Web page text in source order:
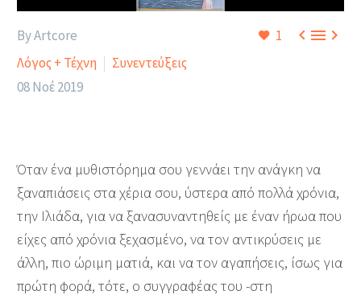
1 
By Artcore
Λόγος + Τέχνη
Συνεντεύξεις
08 Νοέ 2019
Όταν ένα μυθιστόρημα σου γεννάει την ανάγκη να
ξαναπιάσεις στα χέρια σου, ύστερα από πολλά χρόνια,
την Ιλιάδα, για να ξανασυναντηθείς με έναν ήρωα που
είχες από χρόνια ξεχασμένο, να τον αντικρύσεις με
άλλη, πιο ώριμη ματιά, και να τον αγαπήσεις, ίσως για
πρώτη φορά, τότε, ο συγγραφέας του -στη